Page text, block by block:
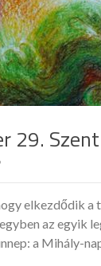
29.
elkezdődik a
az egyik
a Mihály-